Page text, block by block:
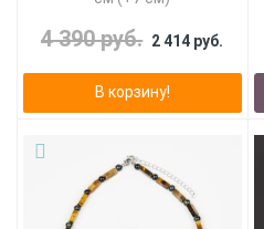
4 390 руб. 2 414 руб.
В корзину!